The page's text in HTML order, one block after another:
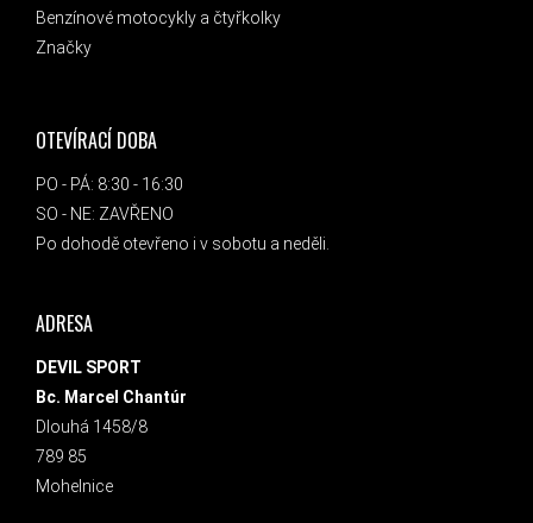
Benzínové motocykly a čtyřkolky
Značky
OTEVÍRACÍ DOBA
PO - PÁ: 8:30 - 16:30
SO - NE: ZAVŘENO
Po dohodě otevřeno i v sobotu a neděli.
ADRESA
DEVIL SPORT
Bc. Marcel Chantúr
Dlouhá 1458/8
789 85
Mohelnice